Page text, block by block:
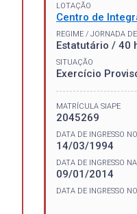
LOTAÇÃO
Centro de
REGIME / JORNADA
Estatutário / 40
SITUAÇÃO
Exercício
MATRÍCULA SIAPE
2045269
DATA DE INGRESSO
14/03/1994
DATA DE INGRESSO
09/01/2014
DATA DE INGRESSO